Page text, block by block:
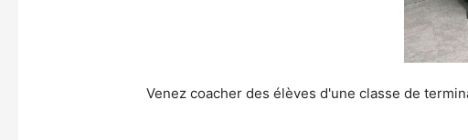
Venez coacher des élèves d'une classe de